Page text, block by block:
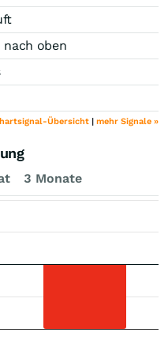
nach oben
Übersicht | mehr Signale »
3 Monate